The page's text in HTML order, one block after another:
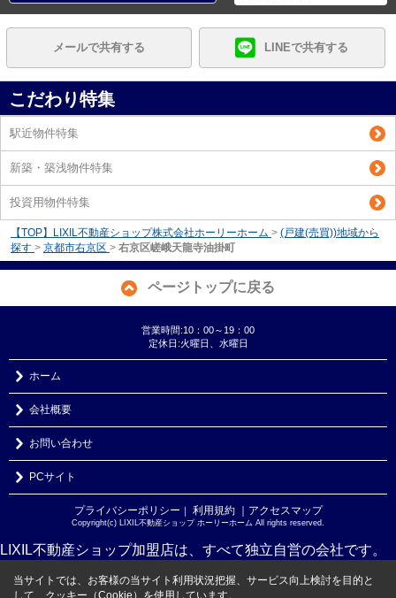
メールで共有する LINEで共有する
こだわり特集
駅近物件特集
新築・築浅物件特集
投資用物件特集
【TOP】LIXIL不動産ショップ株式会社ホーリーホーム > (戸建(売買))地域から
探す > 京都市右京区 > 右京区嵯峨天龍寺油掛町
ページトップに戻る
営業時間:10：00～19：00
定休日:火曜日、水曜日
ホーム
会社概要
お問い合わせ
PCサイト
プライバシーポリシー ｜ 利用規約 ｜アクセスマップ
Copyright(c) LIXIL不動産ショップ ホーリーホーム All rights reserved.
LIXIL不動産ショップ加盟店は、すべて独立自営の会社です。
当サイトでは、お客様の当サイト利用状況把握、サービス向上検討を目的と
して、クッキー（Cookie）を使用しています。